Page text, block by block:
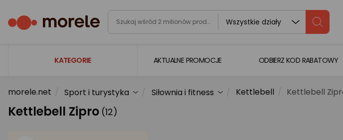
Wszystkie działy
KATEGORIE
Laptopy
Komputery
AKTUALNE PROMOCJE ODBIERZ KOD RABATOWY
morele.net Sport i turystyka Siłownia i fitness Kettlebell Kettlebell
Kettlebell Zipro (12)